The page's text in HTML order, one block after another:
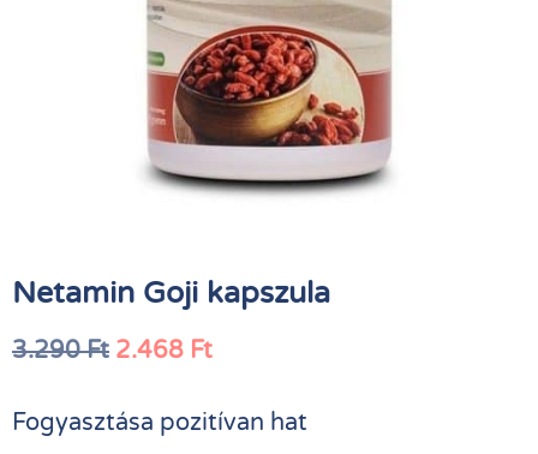
Netamin Goji kapszula
3.290Ft 2.468 Ft
Fogyasztása pozitívan hat